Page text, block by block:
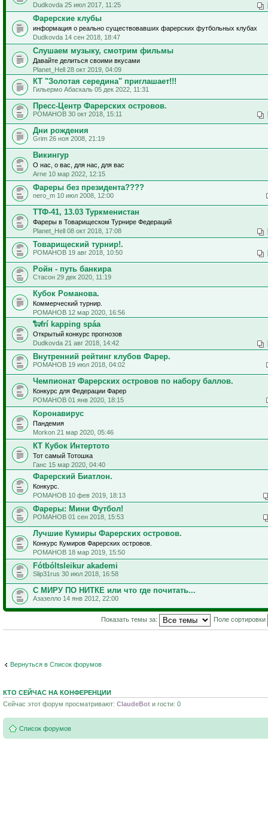
Dudkovda 25 июл 2017, 11:25
Фарерские клубы
информация о реально существовавших фарерских футбольных клубах
Dudkovda 14 сен 2018, 18:47
Слушаем музыку, смотрим фильмы
Давайте делиться своими вкусами
Planet_Hell 28 окт 2019, 04:09
КТ "Золотая середина" приглашает!!!
Гильермо Абаскаль 05 дек 2022, 11:31
Пресс-Центр Фарерских островов.
РОМАНОВ 30 окт 2018, 15:11
Дни рождения
Grim 26 ноя 2008, 21:19
Викингур
О нас, о вас, для нас, для вас
Arne 10 мар 2022, 12:15
Фареры без президента????
nero_m 10 июл 2008, 12:00
ТТФ-41, 13.03 Туркменистан
Фареры в Товарищеском Турнире Федераций
Planet_Hell 08 окт 2018, 17:08
Товарищеский турнир!.
РОМАНОВ 19 авг 2018, 10:50
Ройн - путь банкира
Стасон 29 дек 2020, 11:19
Кубок Романова.
Коммерческий турнир.
РОМАНОВ 12 мар 2020, 16:56
🐑frí kapping spáa
Открытый конкурс прогнозов
Dudkovda 21 авг 2018, 14:42
Внутренний рейтинг клубов Фарер.
РОМАНОВ 19 июл 2018, 04:02
Чемпионат Фарерских островов по набору баллов.
Конкурс для Федерации Фарер
РОМАНОВ 01 янв 2020, 18:15
Коронавирус
Пандемия
Morkon 21 мар 2020, 05:46
КТ Кубок Интертото
Тот самый Тотошка
Ганс 15 мар 2020, 04:40
Фарерский Биатлон.
Конкурс.
РОМАНОВ 10 фев 2019, 18:13
Фареры: Мини Футбол!
РОМАНОВ 01 сен 2018, 15:53
Лучшие Кумиры Фарерских островов.
Конкурс Кумиров Фарерских островов.
РОМАНОВ 18 мар 2019, 15:50
Fótbóltsleikur akademi
Slip31rus 30 июл 2018, 16:58
С МИРУ ПО НИТКЕ или что где почитать...
Азазелло 14 янв 2012, 22:00
Показать темы за: Поле сортировки
Вернуться в Список форумов
КТО СЕЙЧАС НА КОНФЕРЕНЦИИ
Сейчас этот форум просматривают: ClaudeBot и гости: 0
Список форумов